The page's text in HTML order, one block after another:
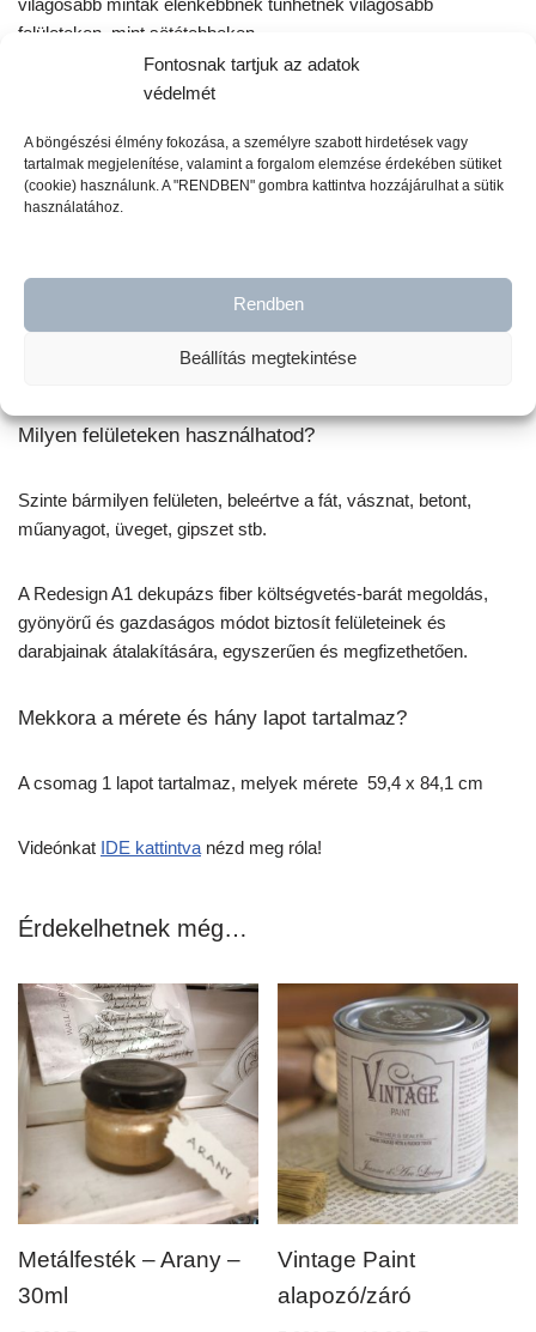
Fontosnak tartjuk az adatok
védelmét
A böngészési élmény fokozása, a személyre szabott hirdetések vagy
tartalmak megjelenítése, valamint a forgalom elemzése érdekében sütiket
(cookie) használunk. A "RENDBEN" gombra kattintva hozzájárulhat a sütik
használatához.
Rendben
Beállítás megtekintése
világosabb minták élénkebbnek tűnhetnek világosabb
felületeken, mint sötétebbeken.
Milyen tulajdonságokkal rendelkezik a Redesign A1
Dekupázs Fiber?
A nagy sűrűségű, szálas anyagból készült Dekupázs Fiber úgy
eredményeket fog nyújtani. Ez a tépésálló, ránctalan és
rendkívül sokoldalú anyag kompatibilis a legtöbb vízbázisú
hogy megrepedne vagy megvetemedne.
Milyen felületeken használhatod?
Szinte bármilyen felületen, beleértve a fát, vásznat, betont,
műanyagot, üveget, gipszet stb.
A Redesign A1 dekupázs fiber költségvetés-barát megoldás,
gyönyörű és gazdaságos módot biztosít felületeinek és
darabjainak átalakítására, egyszerűen és megfizethetően.
Mekkora a mérete és hány lapot tartalmaz?
A csomag 1 lapot tartalmaz, melyek mérete 59,4 x 84,1 cm
Videónkat IDE kattintva nézd meg róla!
Érdekelhetnek még…
Metálfesték – Arany –
30ml
Vintage Paint
alapozó/záró